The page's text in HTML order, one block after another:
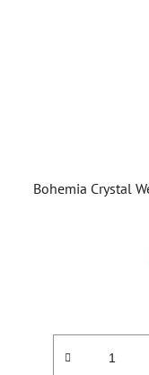
Bohemia Crystal